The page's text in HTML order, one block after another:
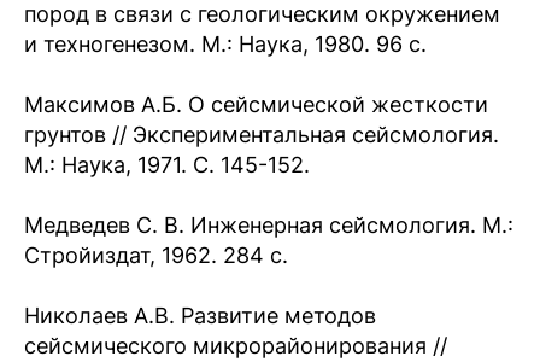
пород в связи с геологическим окружением
и техногенезом. М.: Наука, 1980. 96 с.
Максимов А.Б. О сейсмической жесткости
грунтов // Экспериментальная сейсмология.
М.: Наука, 1971. С. 145-152.
Медведев С. В. Инженерная сейсмология. М.:
Стройиздат, 1962. 284 с.
Николаев А.В. Развитие методов
сейсмического микрорайонирования //